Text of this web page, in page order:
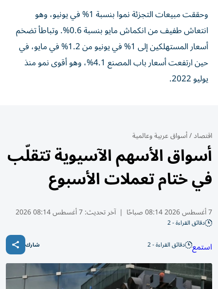
وحققت مبيعات التجزئة نموا بنسبة 1% في يونيو، وهو
انتعاش طفيف من انكماش مايو بنسبة 0.6%. وتباطأ تضخم
أسعار المستهلكين إلى 1% في يونيو من 1.2% في مايو، في
حين ارتفعت أسعار باب المصنع 4.1%، وهو أقوى نمو منذ
يوليو 2022.
اقتصاد/أسواق عربية وعالمية
أسواق الأسهم الآسيوية تتقلّب
في ختام تعملات الأسبوع
7 أغسطس 2026 08:14 صباحًا | آخر تحديث:7 أغسطس 08:14 2026
دقائق القراءة - 2
استمع دقائق القراءة - 2 شارك